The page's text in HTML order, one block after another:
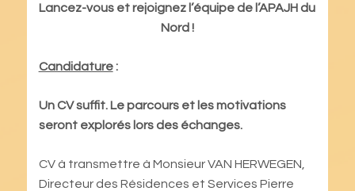
Lancez-vous et rejoignez l’équipe de l’APAJH du
Nord !
Candidature:
Un CV suffit. Le parcours et les motivations
seront explorés lors des échanges.
CV à transmettre à Monsieur VAN HERWEGEN,
Directeur des Résidences et Services Pierre